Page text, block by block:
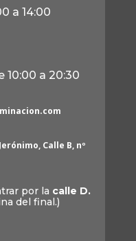
a 14:00
10:00 a 20:30
Calle B, nº
por la calle D.
del final.)